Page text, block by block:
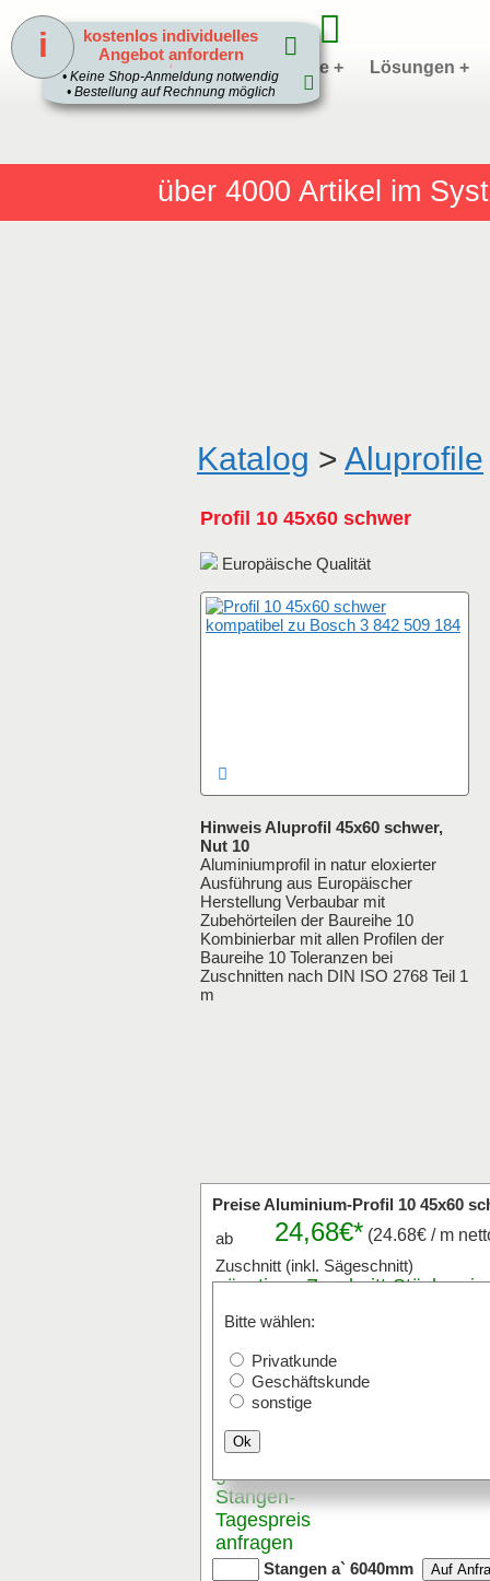
über 4000 Artikel im
Home Produkte + Lösungen +
Katalog > Aluprofile
Profil 10 45x60 schwer
Europäische Qualität
Hinweis Aluprofil 45x60 schwer,
Nut 10
Aluminiumprofil in natur eloxierter
Ausführung aus Europäischer
Herstellung Verbaubar mit
Zubehörteilen der Baureihe 10
Kombinierbar mit allen Profilen der
Baureihe 10 Toleranzen bei
Zuschnitten nach DIN ISO 2768 Teil 1
m
Preise Aluminium-Profil 10 45x60
Bitte wählen:
Privatkunde
Geschäftskunde
sonstige
Ok
ab 24,68€* (24.68€ / m
Zuschnitt (inkl. Sägeschnitt)
günstigenZuschnitt-Stückpreis
Der Zuschnitt ist von 20mm bis max.
Versand mit Paketdienst ist bis
Stangenware
günstigen
Stangen-
Tagespreis
anfragen
Stangen a` 6040mm
kostenlos individuelles
Angebot anfordern
1
• Keine Shop-Anmeldung notwendig
• Bestellung auf Rechnung möglich
i